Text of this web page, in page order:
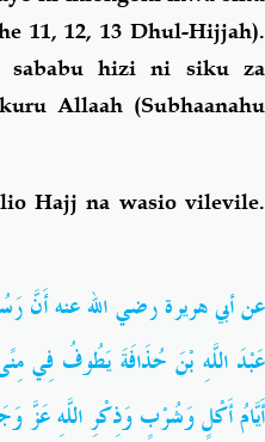
11, 12, 13 Dhul-Hijjah).
sababu hizi ni siku za
Allaah (Subhaanahu
Hajj na wasio vilevile.
عن أبي هريرة رضي الله عنه أَنَّ
عَبْدَ اللَّهِ بْنَ حُذَافَةَ يَطُوفُ فِي
أَيَّامُ أَكْلٍ وَشُرْبٍ وَذِكْرِ اللَّهِ عَزَّ